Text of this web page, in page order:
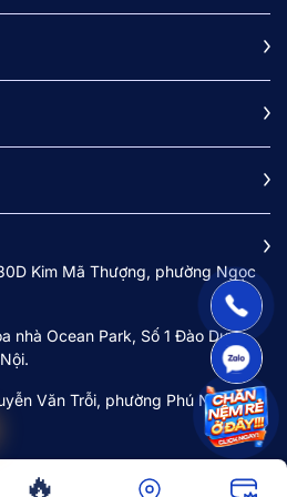
tại nhà
10 - 15 năm
suất
lắp đặt tận giường
nên ưu tiên tiêu chí nào
gì nệm nâng đỡ đồng
chọn nệm nào trong tầm
chọn loại nệm nào?
🔥
Kim Mã Thượng, phường Ngọc
nhà Ocean Park, Số 1 Đào Duy
Văn Trỗi, phường Phú Nhuận,